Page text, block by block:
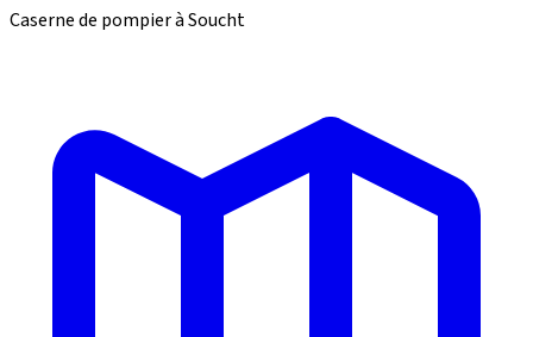
Caserne de pompier à Soucht